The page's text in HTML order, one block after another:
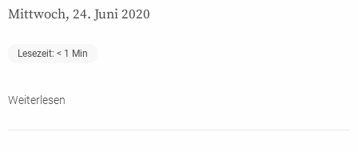
Mittwoch, 24. Juni 2020
Lesezeit: < 1 Min
Weiterlesen